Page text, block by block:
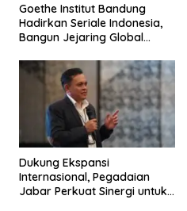
Goethe Institut Bandung
Hadirkan Seriale Indonesia,
Bangun Jejaring Global
Dukung Ekspansi
Internasional, Pegadaian
Jabar Perkuat Sinergi untuk